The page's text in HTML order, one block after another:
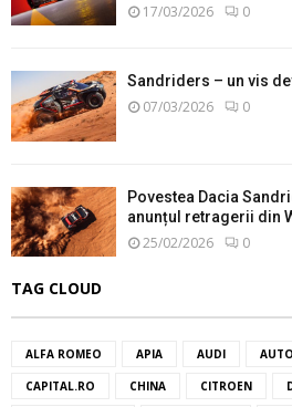
17/03/2026 0
Sandriders – un vis
07/03/2026 0
Povestea Dacia
anunțul retragerii din
25/02/2026 0
TAG CLOUD
ALFA ROMEO APIA AUDI
CAPITAL.RO CHINA CITROEN